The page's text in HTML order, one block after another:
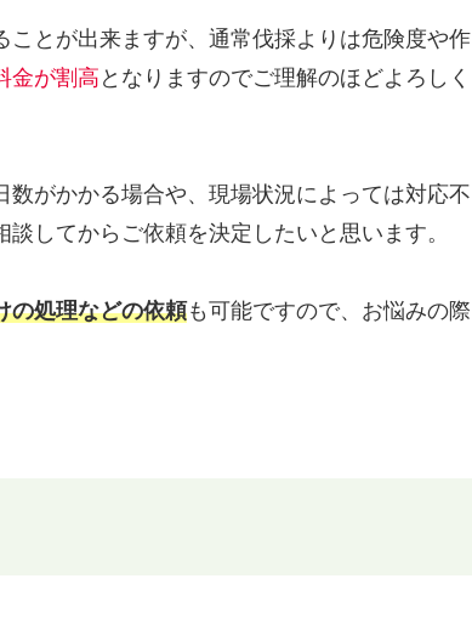
とが出来ますが、通常伐採よりは危険度や作
金が割高 となりますのでご理解のほどよろしく
がかかる場合や、現場状況によっては対応不
してからご依頼を決定したいと思います。
の処理などの依頼も可能ですので、お悩みの際